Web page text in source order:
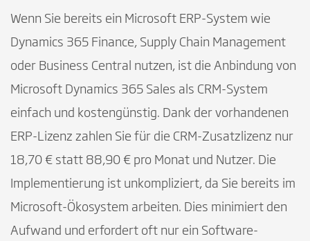
Wenn Sie bereits ein Microsoft ERP-System wie
Dynamics 365 Finance, Supply Chain Management
oder Business Central nutzen, ist die Anbindung von
Microsoft Dynamics 365 Sales als CRM-System
einfach und kostengünstig. Dank der vorhandenen
ERP-Lizenz zahlen Sie für die CRM-Zusatzlizenz nur
18,70 € statt 88,90 € pro Monat und Nutzer. Die
Implementierung ist unkompliziert, da Sie bereits im
Microsoft-Ökosystem arbeiten. Dies minimiert den
Aufwand und erfordert oft nur ein Software-